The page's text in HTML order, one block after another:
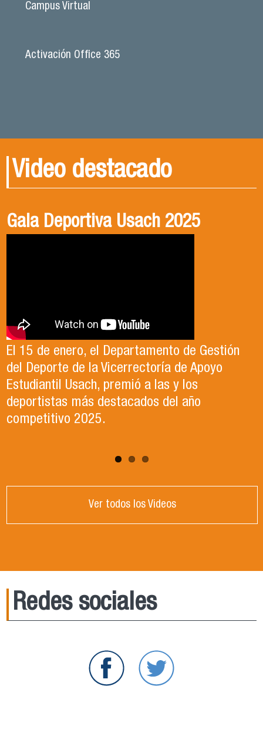
Campus Virtual
Activación Office 365
Video destacado
Gala Deportiva Usach 2025
El 15 de enero, el Departamento de Gestión
del Deporte de la Vicerrectoría de Apoyo
Estudiantil Usach, premió a las y los
deportistas más destacados del año
competitivo 2025.
Usach en el Territorio, capítulo 2
En este segundo capítulo conoceremos el
Proyecto Ludo Inclusión, liderado por el
profesor Claudio Farías y estudiantes de
Pedagogía en Educación Física de la Facultad
de Ciencias Médicas de la Uni
Candidatura Director de Escuela
Te invitamos a revisar el video de nuestro
candidato , el Dr. Celso Sanchez para el cargo
de Director de Escuela período 2025-2026.
Ver todos los Videos
Redes sociales